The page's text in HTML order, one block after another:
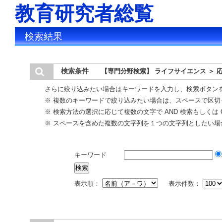
教育研究者総覧
検索結果
検索条件 【専門分野検索】 ライフサイエンス ＞
さらに絞り込みたい場合はキーワードを入力し、検索ボタ
※ 複数のキーワードで絞り込みたい場合は、スペースで区
※ 検索方法の選択に応じて複数の文字で AND 検索もしくは
※ スペースを含めた複数の文字列を１つの文字列としたい
キーワード
表示順： 表示件数：